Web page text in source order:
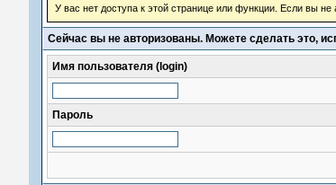
У вас нет доступа к этой странице или функции. Если вы
Сейчас вы не авторизованы. Можете сделать это,
Имя пользователя (login)
Пароль